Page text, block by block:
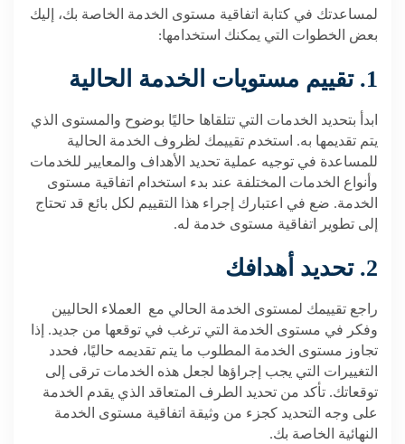
لمساعدتك في كتابة اتفاقية مستوى الخدمة الخاصة بك، إليك
بعض الخطوات التي يمكنك استخدامها:
1. تقييم مستويات الخدمة الحالية
ابدأ بتحديد الخدمات التي تتلقاها حاليًا بوضوح والمستوى الذي
يتم تقديمها به. استخدم تقييمك لظروف الخدمة الحالية
للمساعدة في توجيه عملية تحديد الأهداف والمعايير للخدمات
وأنواع الخدمات المختلفة عند بدء استخدام اتفاقية مستوى
الخدمة. ضع في اعتبارك إجراء هذا التقييم لكل بائع قد تحتاج
إلى تطوير اتفاقية مستوى خدمة له.
2. تحديد أهدافك
راجع تقييمك لمستوى الخدمة الحالي مع العملاء الحاليين
وفكر في مستوى الخدمة التي ترغب في توقعها من جديد. إذا
تجاوز مستوى الخدمة المطلوب ما يتم تقديمه حاليًا، فحدد
التغييرات التي يجب إجراؤها لجعل هذه الخدمات ترقى إلى
توقعاتك. تأكد من تحديد الطرف المتعاقد الذي يقدم الخدمة
على وجه التحديد كجزء من وثيقة اتفاقية مستوى الخدمة
النهائية الخاصة بك.